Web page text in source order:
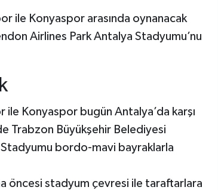
ile Konyaspor arasında oynanacak
Airlines Park Antalya Stadyumu’nu
Konyaspor bugün Antalya’da karşı
Trabzon Büyükşehir Belediyesi
bordo-mavi bayraklarla
öncesi stadyum çevresi ile taraftarlara